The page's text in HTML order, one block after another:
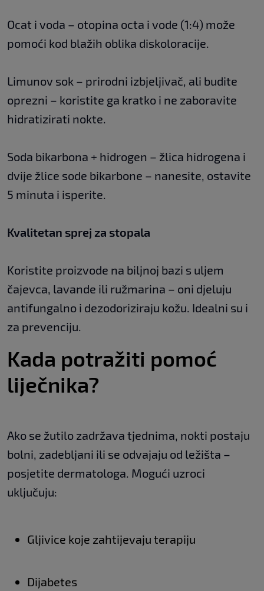
Ocat i voda – otopina octa i vode (1:4) može
pomoći kod blažih oblika diskoloracije.
Limunov sok – prirodni izbjeljivač, ali budite
oprezni – koristite ga kratko i ne zaboravite
hidratizirati nokte.
Soda bikarbona + hidrogen – žlica hidrogena i
dvije žlice sode bikarbone – nanesite, ostavite
5 minuta i isperite.
Kvalitetan sprej za stopala
Koristite proizvode na biljnoj bazi s uljem
čajevca, lavande ili ružmarina – oni djeluju
antifungalno i dezodoriziraju kožu. Idealni su i
za prevenciju.
Kada potražiti pomoć
liječnika?
Ako se žutilo zadržava tjednima, nokti postaju
bolni, zadebljani ili se odvajaju od ležišta –
posjetite dermatologa. Mogući uzroci
uključuju:
Gljivice koje zahtijevaju terapiju
Dijabetes